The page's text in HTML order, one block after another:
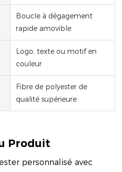
Boucle à dégagement
rapide amovible
Logo, texte ou motif en
couleur
Fibre de polyester de
qualité supérieure
Produit
personnalisé avec